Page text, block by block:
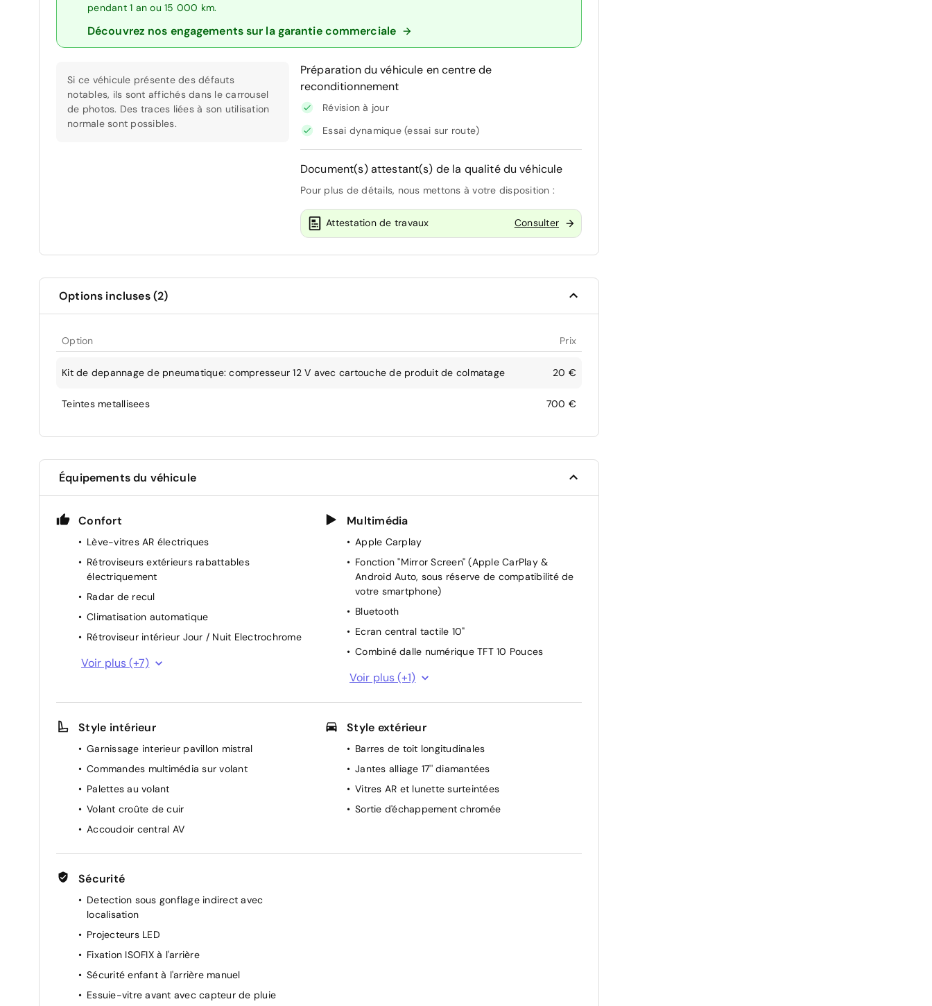
pendant 1 an ou 15 000 km.
Découvrez nos engagements sur la garantie commerciale
Si ce véhicule présente des défauts
notables, ils sont affichés dans le carrousel
de photos. Des traces liées à son utilisation
normale sont possibles.
Préparation du véhicule en centre de
reconditionnement
Révision à jour
Essai dynamique (essai sur route)
Document(s) attestant(s) de la qualité du véhicule
Pour plus de détails, nous mettons à votre disposition :
Attestation de travaux Consulter
Options incluses (2)
Option Prix
Kit de depannage de pneumatique: compresseur 12 V avec cartouche de produit de colmatage 20 €
Teintes metallisees 700 €
Équipements du véhicule
Confort
Lève-vitres AR électriques
Rétroviseurs extérieurs rabattables
électriquement
Radar de recul
Climatisation automatique
Rétroviseur intérieur Jour / Nuit Electrochrome
Miroir de courtoisie occultable sans éclairage
moteur amplifiée et plus sportive, pédale
plus sportive, et traitement numérique du son
moteur à travers les haut-parleur
Siège passager réglable en hauteur
Start & Stop
Régulateur de vitesse
Pochettes de rangement à l'AR des sièges AV
Voir plus (+7)
Multimédia
Apple Carplay
Fonction "Mirror Screen" (Apple CarPlay &
Android Auto, sous réserve de compatibilité de
votre smartphone)
Bluetooth
Ecran central tactile 10"
Combiné dalle numérique TFT 10 Pouces
Android Auto
Voir plus (+1)
Style intérieur
Garnissage interieur pavillon mistral
Commandes multimédia sur volant
Palettes au volant
Volant croûte de cuir
Accoudoir central AV
Style extérieur
Barres de toit longitudinales
Jantes alliage 17'' diamantées
Vitres AR et lunette surteintées
Sortie d'échappement chromée
Sécurité
Detection sous gonflage indirect avec
localisation
Projecteurs LED
Fixation ISOFIX à l'arrière
Sécurité enfant à l'arrière manuel
Essuie-vitre avant avec capteur de pluie